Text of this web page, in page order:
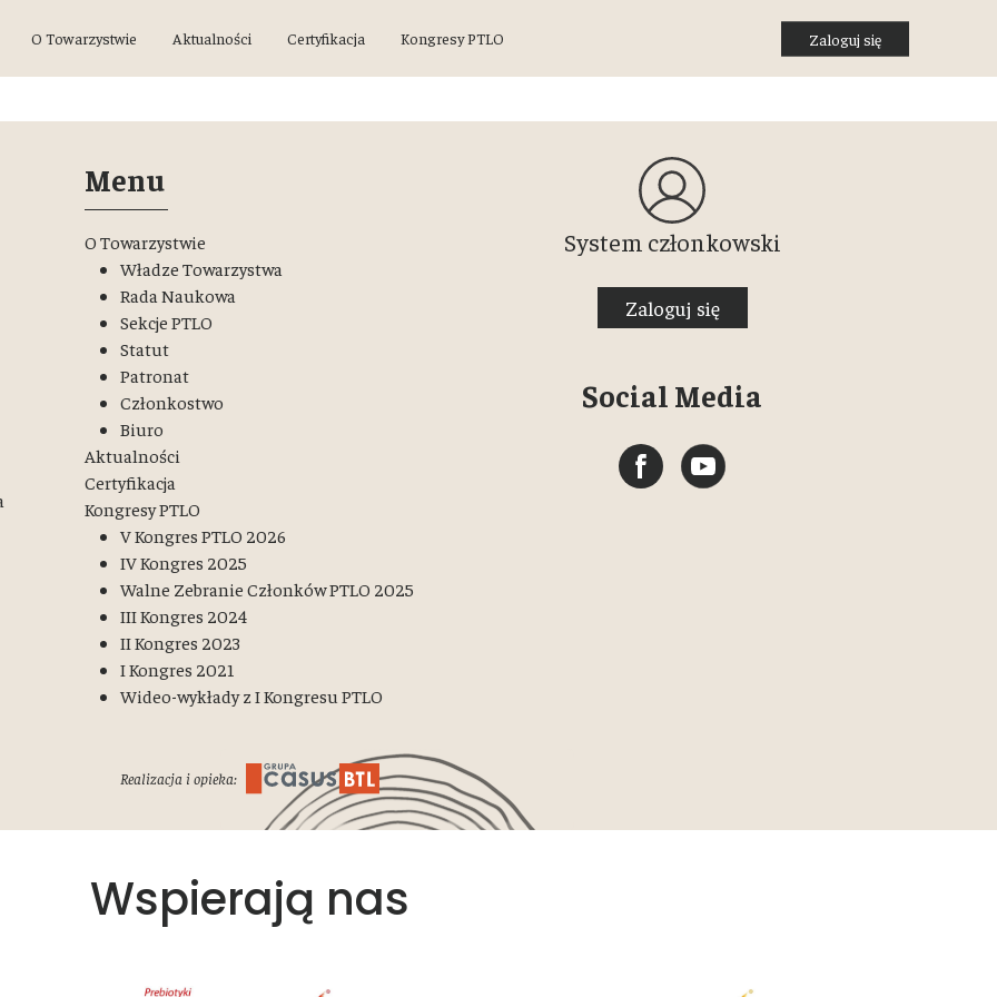
O Towarzystwie Aktualności Certyfikacja Kongresy PTLO Zaloguj się
Menu
O Towarzystwie
Władze Towarzystwa
Rada Naukowa
Sekcje PTLO
Statut
Patronat
Członkostwo
Biuro
Aktualności
Certyfikacja
Kongresy PTLO
V Kongres PTLO 2026
IV Kongres 2025
Walne Zebranie Członków PTLO 2025
III Kongres 2024
II Kongres 2023
I Kongres 2021
Wideo-wykłady z I Kongresu PTLO
System członkowski
Zaloguj się
Social Media
Realizacja i opieka:
Wspierają nas